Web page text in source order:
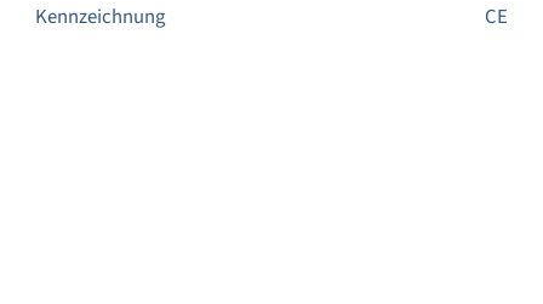
Kennzeichnung CE